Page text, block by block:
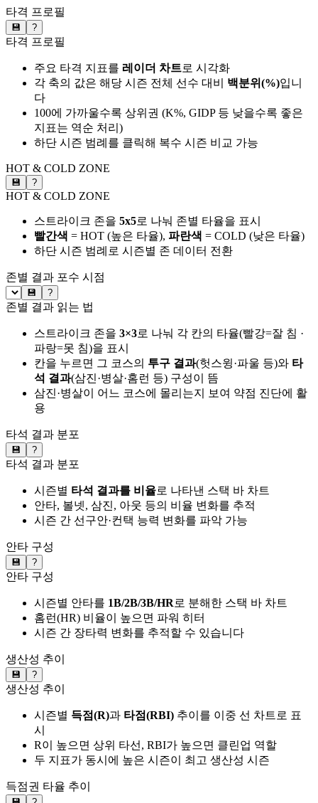
타격 프로필
💾 ?
타격 프로필
주요 타격 지표를 레이더 차트로 시각화
각 축의 값은 해당 시즌 전체 선수 대비 백분위(%)입니
다
100에 가까울수록 상위권 (K%, GIDP 등 낮을수록 좋은
지표는 역순 처리)
하단 시즌 범례를 클릭해 복수 시즌 비교 가능
HOT & COLD ZONE
💾 ?
HOT & COLD ZONE
스트라이크 존을 5x5로 나눠 존별 타율을 표시
빨간색 = HOT (높은 타율), 파란색 = COLD (낮은 타율)
하단 시즌 범례로 시즌별 존 데이터 전환
존별 결과 포수 시점
💾 ?
존별 결과 읽는 법
스트라이크 존을 3×3로 나눠 각 칸의 타율(빨강=잘 침 ·
파랑=못 침)을 표시
칸을 누르면 그 코스의 투구 결과(헛스윙·파울 등)와 타
석 결과(삼진·병살·홈런 등) 구성이 뜸
삼진·병살이 어느 코스에 몰리는지 보여 약점 진단에 활
용
타석 결과 분포
💾 ?
타석 결과 분포
시즌별 타석 결과를 비율로 나타낸 스택 바 차트
안타, 볼넷, 삼진, 아웃 등의 비율 변화를 추적
시즌 간 선구안·컨택 능력 변화를 파악 가능
안타 구성
💾 ?
안타 구성
시즌별 안타를 1B/2B/3B/HR로 분해한 스택 바 차트
홈런(HR) 비율이 높으면 파워 히터
시즌 간 장타력 변화를 추적할 수 있습니다
생산성 추이
💾 ?
생산성 추이
시즌별 득점(R)과 타점(RBI) 추이를 이중 선 차트로 표
시
R이 높으면 상위 타선, RBI가 높으면 클린업 역할
두 지표가 동시에 높은 시즌이 최고 생산성 시즌
득점권 타율 추이